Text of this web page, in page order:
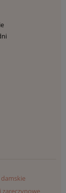
damskie
zaręczynowe